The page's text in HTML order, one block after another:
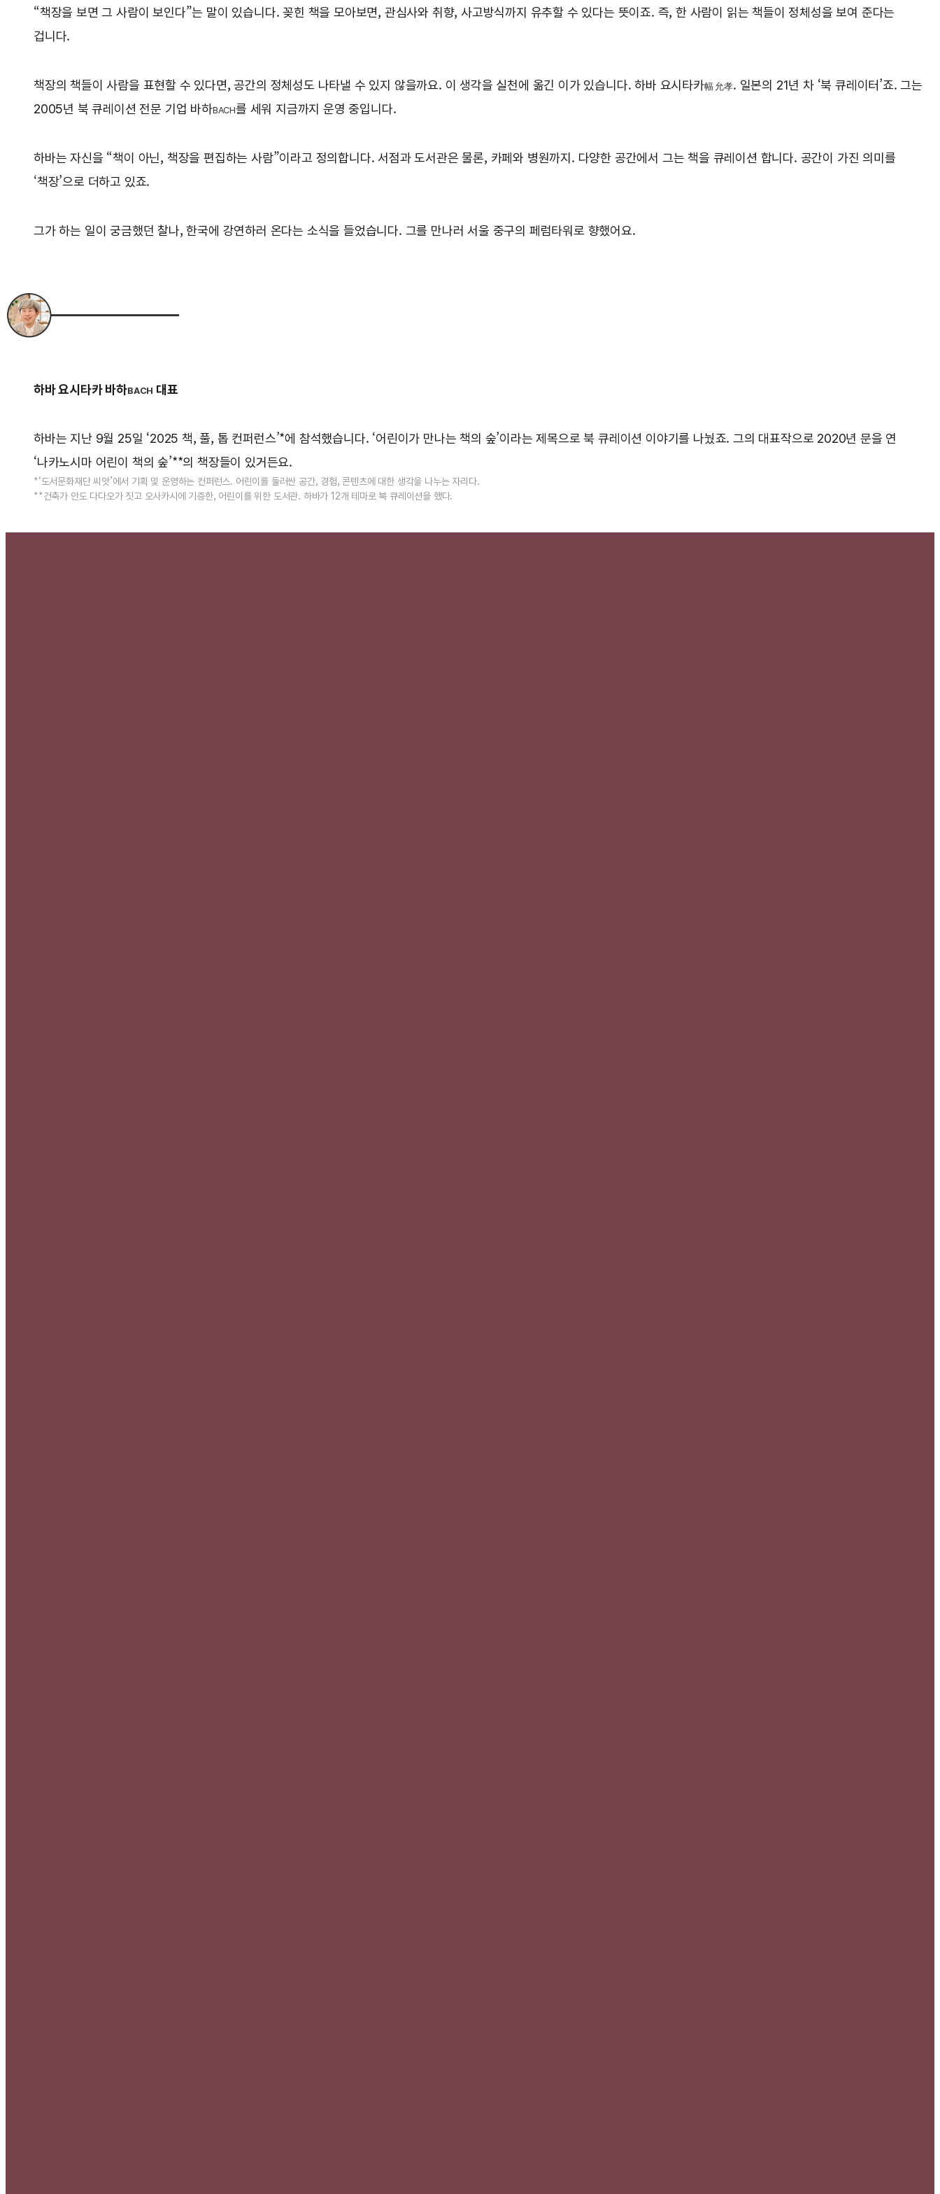
“책장을 보면 그 사람이 보인다”는 말이 있습니다. 꽂힌 책을 모아보면, 관심사와 취향, 사고방식까지 유추할 수 있다는 뜻이죠. 즉, 한 사람이 읽는 책들이 정체성을 보여 준다는
겁니다.
책장의 책들이 사람을 표현할 수 있다면, 공간의 정체성도 나타낼 수 있지 않을까요. 이 생각을 실천에 옮긴 이가 있습니다. 하바 요시타카幅 允孝. 일본의 21년 차 ‘북 큐레이터’죠. 그는
2005년 북 큐레이션 전문 기업 바하BACH를 세워 지금까지 운영 중입니다.
하바는 자신을 “책이 아닌, 책장을 편집하는 사람”이라고 정의합니다. 서점과 도서관은 물론, 카페와 병원까지. 다양한 공간에서 그는 책을 큐레이션 합니다. 공간이 가진 의미를
‘책장’으로 더하고 있죠.
그가 하는 일이 궁금했던 찰나, 한국에 강연하러 온다는 소식을 들었습니다. 그를 만나러 서울 중구의 페럼타워로 향했어요.
하바 요시타카 바하BACH 대표
하바는 지난 9월 25일 ‘2025 책, 풀, 톱 컨퍼런스’*에 참석했습니다. ‘어린이가 만나는 책의 숲’이라는 제목으로 북 큐레이션 이야기를 나눴죠. 그의 대표작으로 2020년 문을 연
‘나카노시마 어린이 책의 숲’**의 책장들이 있거든요.
*‘도서문화재단 씨앗’에서 기획 및 운영하는 컨퍼런스. 어린이를 둘러싼 공간, 경험, 콘텐츠에 대한 생각을 나누는 자리다.
**건축가 안도 다다오가 짓고 오사카시에 기증한, 어린이를 위한 도서관. 하바가 12개 테마로 북 큐레이션을 했다.